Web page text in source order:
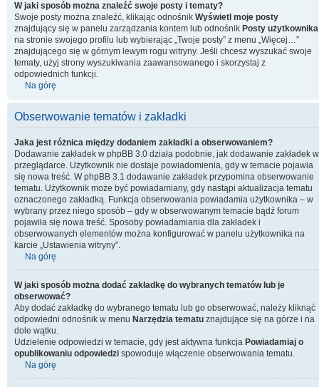
W jaki sposób można znaleźć swoje posty i tematy?
Swoje posty można znaleźć, klikając odnośnik Wyświetl moje posty
znajdujący się w panelu zarządzania kontem lub odnośnik Posty użytkownika
na stronie swojego profilu lub wybierając „Twoje posty” z menu „Więcej…”
znajdującego się w górnym lewym rogu witryny. Jeśli chcesz wyszukać swoje
tematy, użyj strony wyszukiwania zaawansowanego i skorzystaj z
odpowiednich funkcji.
Na górę
Obserwowanie tematów i zakładki
Jaka jest różnica między dodaniem zakładki a obserwowaniem?
Dodawanie zakładek w phpBB 3.0 działa podobnie, jak dodawanie zakładek w
przeglądarce. Użytkownik nie dostaje powiadomienia, gdy w temacie pojawia
się nowa treść. W phpBB 3.1 dodawanie zakładek przypomina obserwowanie
tematu. Użytkownik może być powiadamiany, gdy nastąpi aktualizacja tematu
oznaczonego zakładką. Funkcja obserwowania powiadamia użytkownika – w
wybrany przez niego sposób – gdy w obserwowanym temacie bądź forum
pojawiła się nowa treść. Sposoby powiadamiania dla zakładek i
obserwowanych elementów można konfigurować w panelu użytkownika na
karcie „Ustawienia witryny”.
Na górę
W jaki sposób można dodać zakładkę do wybranych tematów lub je
obserwować?
Aby dodać zakładkę do wybranego tematu lub go obserwować, należy kliknąć
odpowiedni odnośnik w menu Narzędzia tematu znajdujące się na górze i na
dole wątku.
Udzielenie odpowiedzi w temacie, gdy jest aktywna funkcja Powiadamiaj o
opublikowaniu odpowiedzi spowoduje włączenie obserwowania tematu.
Na górę